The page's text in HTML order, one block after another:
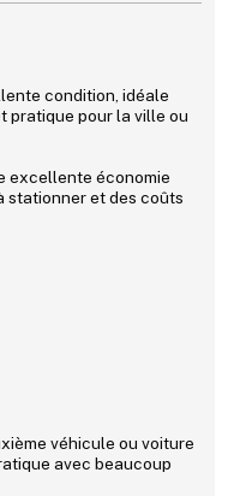
condition, idéale
pratique pour la ville ou
excellente économie
stationner et des coûts
véhicule ou voiture
avec beaucoup